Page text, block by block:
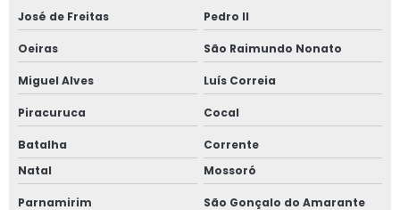
José de Freitas Pedro II
Oeiras São Raimundo Nonato
Miguel Alves Luís Correia
Piracuruca Cocal
Batalha
Corrente
Natal
Mossoró
Parnamirim São Gonçalo do Amarante